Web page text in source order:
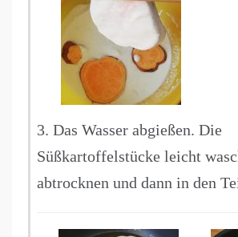
3. Das Wasser abgießen. Die
Süßkartoffelstücke leicht
abtrocknen und dann in den